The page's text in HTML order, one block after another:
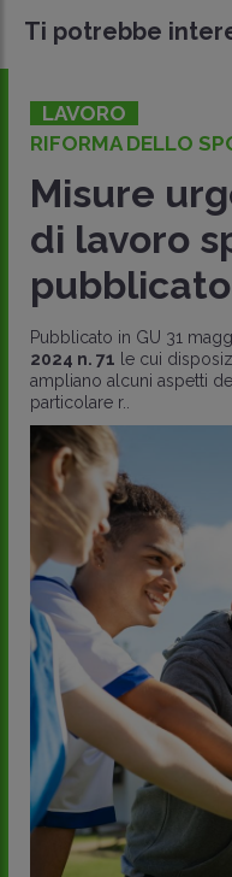
Ti potrebbe
LAVORO
RIFORMA DELLO
Misure
di lavoro
Pubblicato in GU 31
2024 n. 71 le cui
ampliano alcuni aspetti
particolare r..